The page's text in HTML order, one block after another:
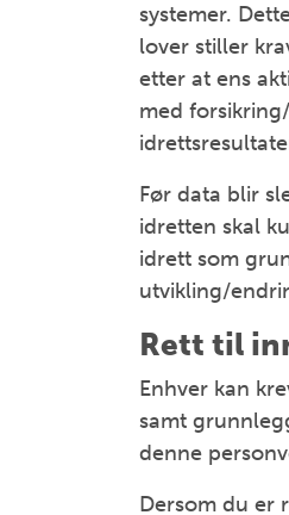
systemer.
lover stiller
etter at ens
med
Før data blir
idretten skal
idrett som
utvikling/
Rett til
Enhver kan
samt
denne
Dersom du er